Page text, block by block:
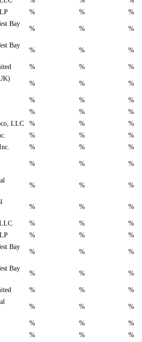
% %
%
Bay
% % %
Bay
% % %
% %
%
% % %
% %
%
% %
%
LLC
% %
%
% %
%
% %
%
% % %
% % %
% % %
% %
%
% %
%
Bay
% % %
Bay
% % %
% %
%
% % %
% %
%
% %
%